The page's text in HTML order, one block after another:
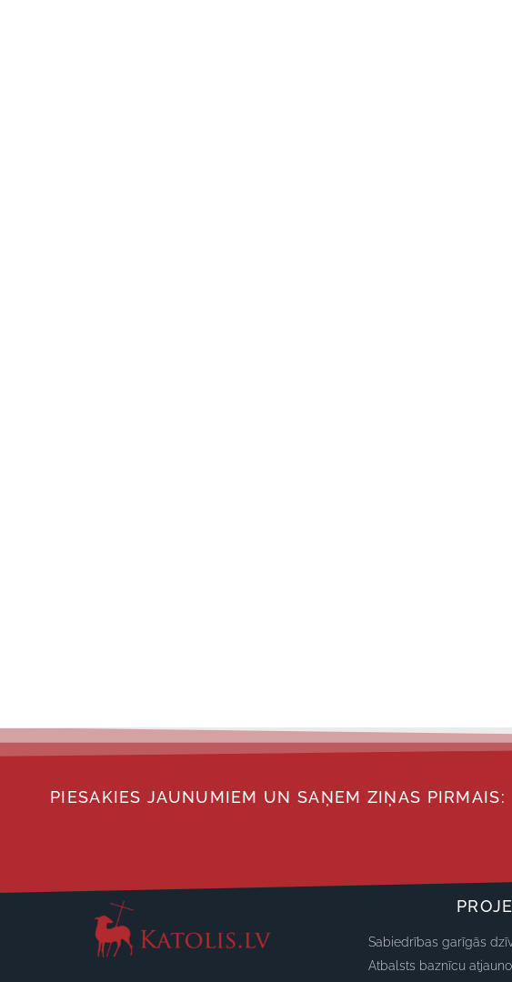
PIESAKIES JAUNUMIEM UN SAŅEM ZIŅAS PIRMAIS:
Sabiedrības garīgās
Atbalsts baznīcu